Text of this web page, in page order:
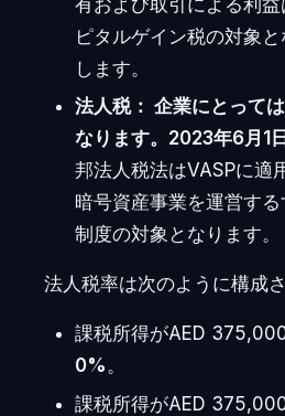
ピタルゲイン税の対象
します。
法人税： 企業にとって
なります。 2023年6月1日
邦法人税法はVASPに適
暗号資産事業を運営す
制度の対象となります。
法人税率は次のように構成
課税所得がAED
0%。
課税所得がAED